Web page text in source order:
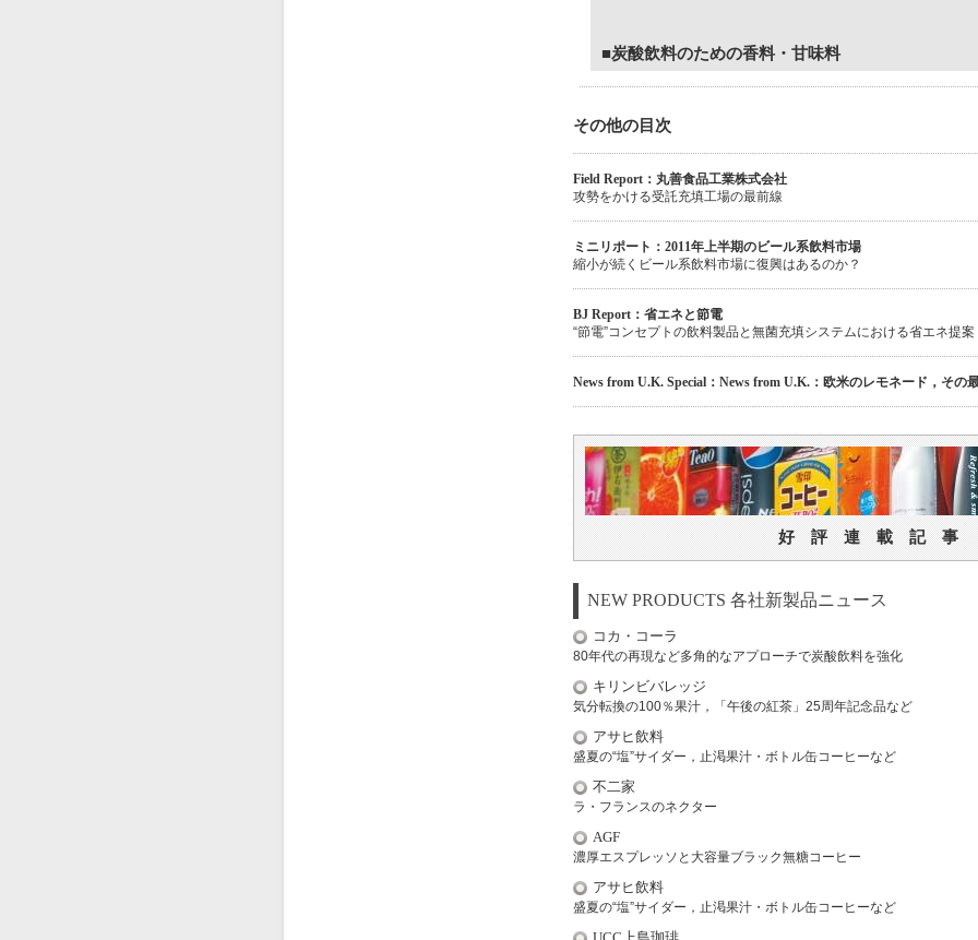
■炭酸飲料のための香料・甘味料
その他の目次
Field Report：丸善食品工業株式会社
攻勢をかける受託充填工場の最前線
ミニリポート：2011年上半期のビール系飲料市場
縮小が続くビール系飲料市場に復興はあるのか？
BJ Report：省エネと節電
“節電”コンセプトの飲料製品と無菌充填システムにおける省エネ提案
News from U.K. Special：News from U.K.：欧米のレモネード，その
好 評 連 載 記 事
NEW PRODUCTS 各社新製品ニュース
コカ・コーラ
80年代の再現など多角的なアプローチで炭酸飲料を強化
キリンビバレッジ
気分転換の100％果汁，「午後の紅茶」25周年記念品など
アサヒ飲料
盛夏の“塩”サイダー，止渇果汁・ボトル缶コーヒーなど
不二家
ラ・フランスのネクター
AGF
濃厚エスプレッソと大容量ブラック無糖コーヒー
アサヒ飲料
盛夏の“塩”サイダー，止渇果汁・ボトル缶コーヒーなど